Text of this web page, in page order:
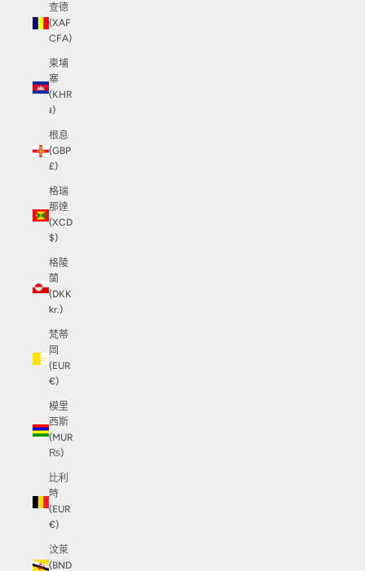
查德
(XAF
CFA)
柬埔
寨
(KHR
៛)
根息
(GBP
£)
格瑞
那達
(XCD
$)
格陵
蘭
(DKK
kr.)
梵蒂
岡
(EUR
€)
模里
西斯
(MUR
₨)
比利
時
(EUR
€)
汶萊
(BND